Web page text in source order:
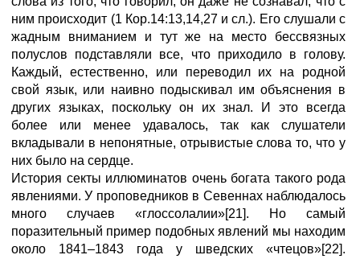
ним происходит (1 Кор.14:13,14,27 и сл.). Его слушали с
жадным вниманием и тут же на место бессвязных
полуслов подставляли все, что приходило в голову.
Каждый, естественно, или переводил их на родной
свой язык, или наивно подыскивал им объяснения в
других языках, поскольку он их знал. И это всегда
более или менее удавалось, так как слушатели
вкладывали в непонятные, отрывистые слова то, что у
них было на сердце.
История секты иллюминатов очень богата такого рода
явлениями. У проповедников в Севеннах наблюдалось
много случаев «глоссолалии»[21]. Но самый
поразительный пример подобных явлений мы находим
около 1841–1843 года у шведских «чтецов»[22].